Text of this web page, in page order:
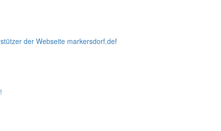
der Webseite markersdorf.de!